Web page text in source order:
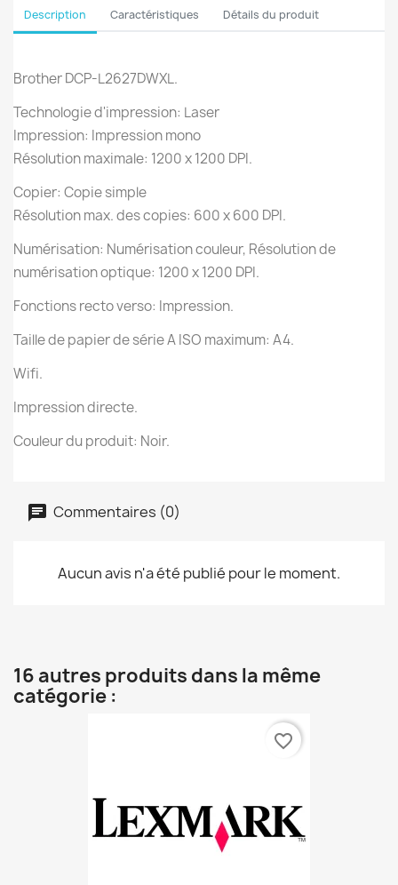
Description Caractéristiques Détails du produit
Brother DCP-L2627DWXL.
Technologie d'impression: Laser
Impression: Impression mono
Résolution maximale: 1200 x 1200 DPI.
Copier: Copie simple
Résolution max. des copies: 600 x 600 DPI.
Numérisation: Numérisation couleur, Résolution de
numérisation optique: 1200 x 1200 DPI.
Fonctions recto verso: Impression.
Taille de papier de série A ISO maximum: A4.
Wifi.
Impression directe.
Couleur du produit: Noir.
Commentaires (0)
Aucun avis n'a été publié pour le moment.
16 autres produits dans la même
catégorie :
favorite_border